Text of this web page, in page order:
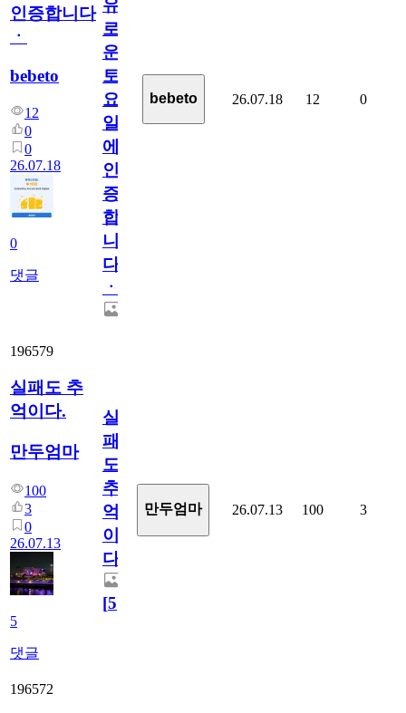
인증합니다
ㆍ
bebeto
12
0
0
26.07.18
0
댓글
유
로
운
토
요
일
에
인
증
합
니
다
ㆍ
bebeto 26.07.18 12 0
196579
실패도 추
억이다.
만두엄마
100
3
0
26.07.13
5
댓글
실
패
도
추
억
이
다.
[5]
만두엄마 26.07.13 100 3
196572